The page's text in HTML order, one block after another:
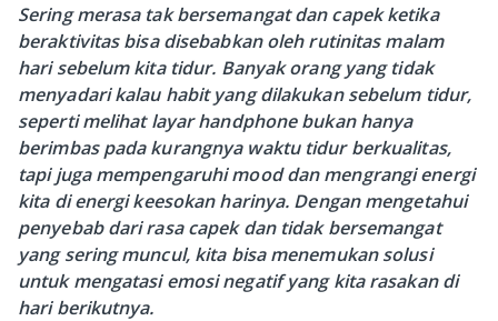
Sering merasa tak bersemangat dan capek ketika
beraktivitas bisa disebabkan oleh rutinitas malam
hari sebelum kita tidur. Banyak orang yang tidak
menyadari kalau habit yang dilakukan sebelum tidur,
seperti melihat layar handphone bukan hanya
berimbas pada kurangnya waktu tidur berkualitas,
tapi juga mempengaruhi mood dan mengrangi energi
kita di energi keesokan harinya. Dengan mengetahui
penyebab dari rasa capek dan tidak bersemangat
yang sering muncul, kita bisa menemukan solusi
untuk mengatasi emosi negatif yang kita rasakan di
hari berikutnya.